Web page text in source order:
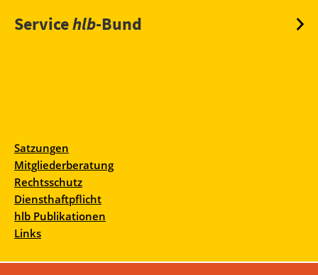
Servicehlb-Bund
Satzungen
Mitgliederberatung
Rechtsschutz
Diensthaftpflicht
hlb Publikationen
Links